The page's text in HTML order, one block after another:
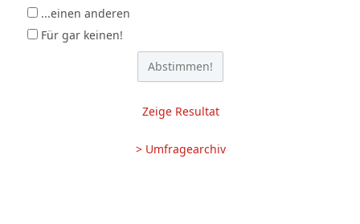
...einen anderen
Für gar keinen!
Zeige Resultat
> Umfragearchiv